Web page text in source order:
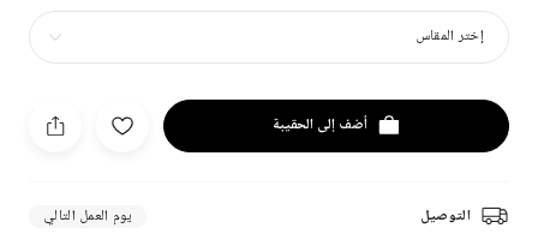
إختر المقاس
أضف إلى الحقيبة
التوصيل يوم العمل التالي